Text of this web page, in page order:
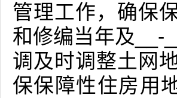
管理工作，确保
和修编当年及__-
调及时调整土网
保保障性住房用